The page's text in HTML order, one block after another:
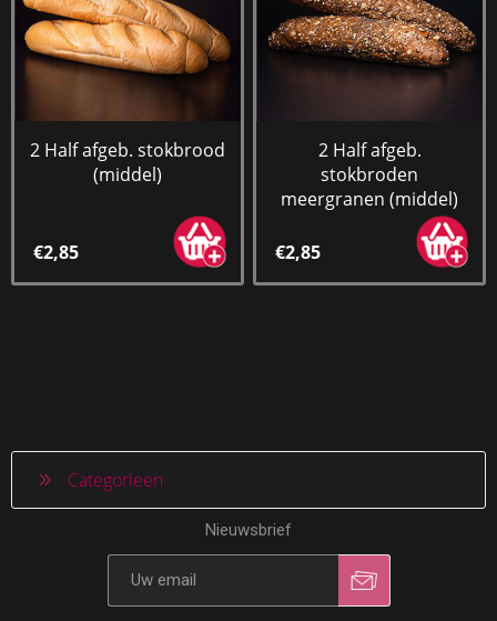
2 Half afgeb. stokbrood
(middel)
€2,85
2 Half afgeb.
stokbroden
meergranen (middel)
€2,85
Categorieen
Nieuwsbrief